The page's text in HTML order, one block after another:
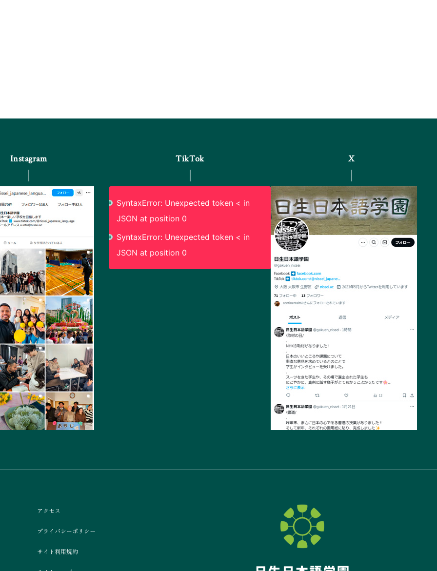
Instagram TikTok
SyntaxError: Unexpected token < in
JSON at position 0
SyntaxError: Unexpected token < in
JSON at position 0
X
アクセス
プライバシーポリシー
サイト利用規約